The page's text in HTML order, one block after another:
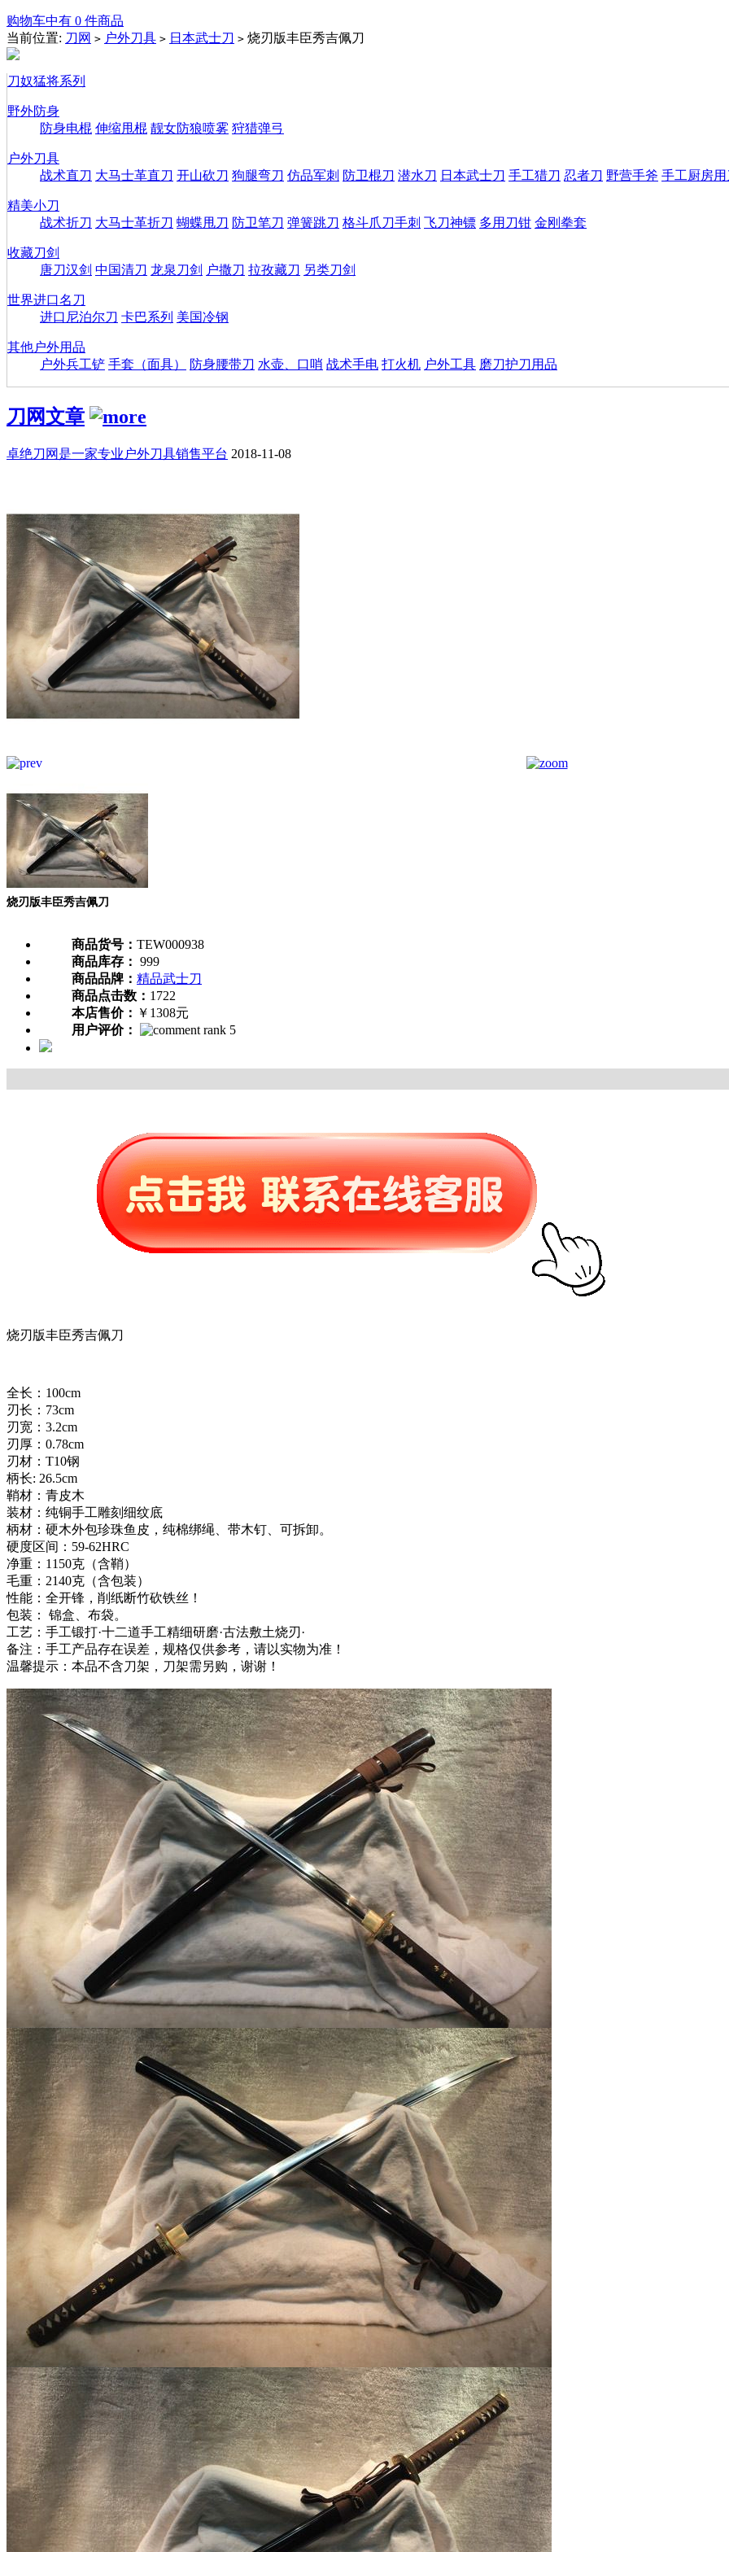
购物车中有 0 件商品
当前位置: 刀网 > 户外刀具 > 日本武士刀 > 烧刃版丰臣秀吉佩刀
刀奴猛将系列
野外防身
防身电棍 伸缩甩棍 靓女防狼喷雾 狩猎弹弓
户外刀具
战术直刀 大马士革直刀 开山砍刀 狗腿弯刀 仿品军刺 防卫棍刀 潜水刀 日本武士刀 手工猎刀 忍者刀 野营手斧 手工厨房用
精美小刀
战术折刀 大马士革折刀 蝴蝶甩刀 防卫笔刀 弹簧跳刀 格斗爪刀手刺 飞刀神镖 多用刀钳 金刚拳套
收藏刀剑
唐刀汉剑 中国清刀 龙泉刀剑 户撒刀 拉孜藏刀 另类刀剑
世界进口名刀
进口尼泊尔刀 卡巴系列 美国冷钢
其他户外用品
户外兵工铲 手套（面具） 防身腰带刀 水壶、口哨 战术手电 打火机 户外工具 磨刀护刀用品
刀网文章
卓绝刀网是一家专业户外刀具销售平台 2018-11-08
烧刃版丰臣秀吉佩刀
商品货号： TEW000938
商品库存： 999
商品品牌： 精品武士刀
商品点击数： 1722
本店售价： ￥1308元
用户评价：
烧刃版丰臣秀吉佩刀
全长：100cm
刃长：73cm
刃宽：3.2cm
刃厚：0.78cm
刃材：T10钢
柄长: 26.5cm
鞘材：青皮木
装材：纯铜手工雕刻细纹底
柄材：硬木外包珍珠鱼皮，纯棉绑绳、带木钉、可拆卸。
硬度区间：59-62HRC
净重：1150克（含鞘）
毛重：2140克（含包装）
性能：全开锋，削纸断竹砍铁丝！
包装： 锦盒、布袋。
工艺：手工锻打·十二道手工精细研磨·古法敷土烧刃·
备注：手工产品存在误差，规格仅供参考，请以实物为准！
温馨提示：本品不含刀架，刀架需另购，谢谢！